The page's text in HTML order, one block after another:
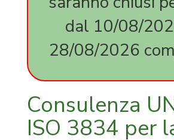
dal 10/08/
28/08/2026
Consulenza
ISO 3834 per